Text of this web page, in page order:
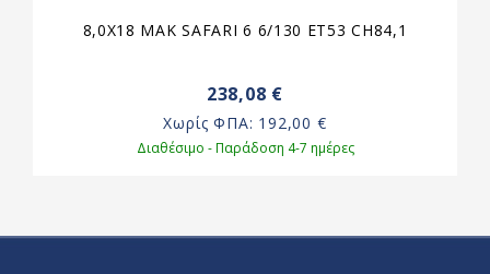
8,0X18 MAK SAFARI 6 6/130 ET53 CH84,1
238,08 €
Χωρίς ΦΠΑ: 192,00 €
Διαθέσιμο - Παράδοση 4-7 ημέρες